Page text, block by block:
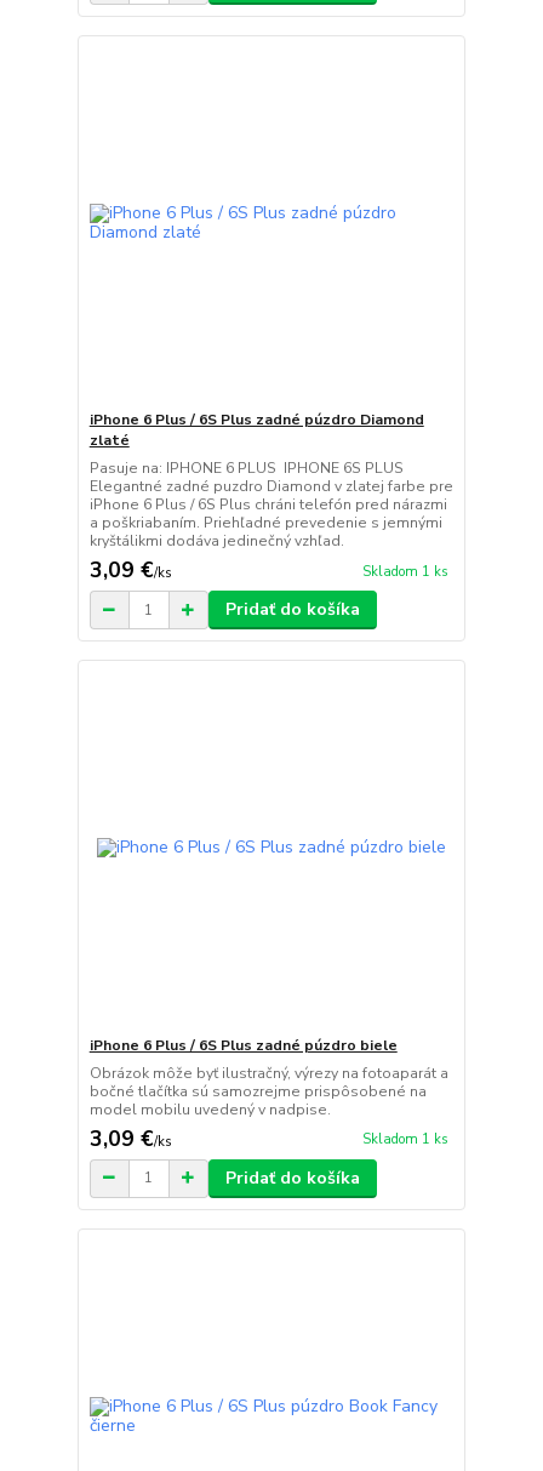
iPhone 6 Plus / 6S Plus zadné púzdro Diamond
zlaté
Pasuje na: IPHONE 6 PLUS IPHONE 6S PLUS
Elegantné zadné puzdro Diamond v zlatej farbe pre
iPhone 6 Plus / 6S Plus chráni telefón pred nárazmi
a poškriabaním. Priehľadné prevedenie s jemnými
kryštálikmi dodáva jedinečný vzhľad.
3,09 €/ks Skladom 1 ks
Pridať do košíka
iPhone 6 Plus / 6S Plus zadné púzdro biele
Obrázok môže byť ilustračný, výrezy na fotoaparát a
bočné tlačítka sú samozrejme prispôsobené na
model mobilu uvedený v nadpise.
3,09 €/ks Skladom 1 ks
Pridať do košíka